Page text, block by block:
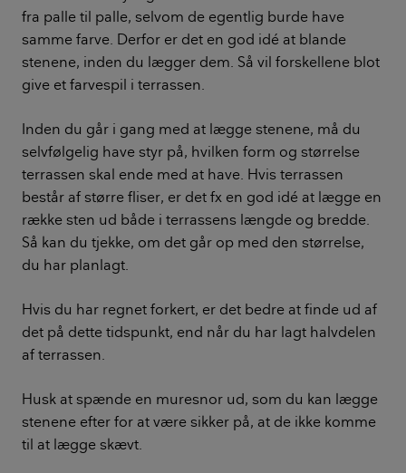
fra palle til palle, selvom de egentlig burde have
samme farve. Derfor er det en god idé at blande
stenene, inden du lægger dem. Så vil forskellene blot
give et farvespil i terrassen.
Inden du går i gang med at lægge stenene, må du
selvfølgelig have styr på, hvilken form og størrelse
terrassen skal ende med at have. Hvis terrassen
består af større fliser, er det fx en god idé at lægge en
række sten ud både i terrassens længde og bredde.
Så kan du tjekke, om det går op med den størrelse,
du har planlagt.
Hvis du har regnet forkert, er det bedre at finde ud af
det på dette tidspunkt, end når du har lagt halvdelen
af terrassen.
Husk at spænde en muresnor ud, som du kan lægge
stenene efter for at være sikker på, at de ikke komme
til at lægge skævt.